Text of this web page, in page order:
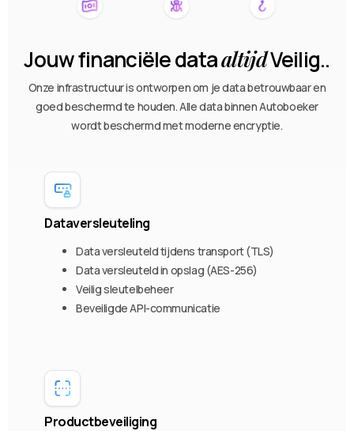
Jouw financiële dataaltijdVeilig..
Onze infrastructuur is ontworpen om je data betrouwbaar en
goed beschermd te houden. Alle data binnen Autoboeker
wordt beschermd met moderne encryptie.
Dataversleuteling
Data versleuteld tijdens transport (TLS)
Data versleuteld in opslag (AES-256)
Veilig sleutelbeheer
Beveiligde API-communicatie
Productbeveiliging